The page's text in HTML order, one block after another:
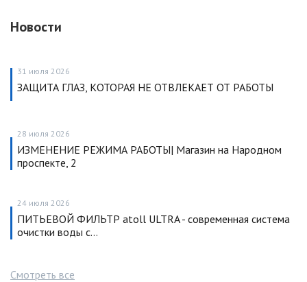
Новости
31 июля 2026
ЗАЩИТА ГЛАЗ, КОТОРАЯ НЕ ОТВЛЕКАЕТ ОТ РАБОТЫ
28 июля 2026
ИЗМЕНЕНИЕ РЕЖИМА РАБОТЫ| Магазин на Народном
проспекте, 2
24 июля 2026
ПИТЬЕВОЙ ФИЛЬТР atoll ULTRA - современная система
очистки воды с…
Смотреть все